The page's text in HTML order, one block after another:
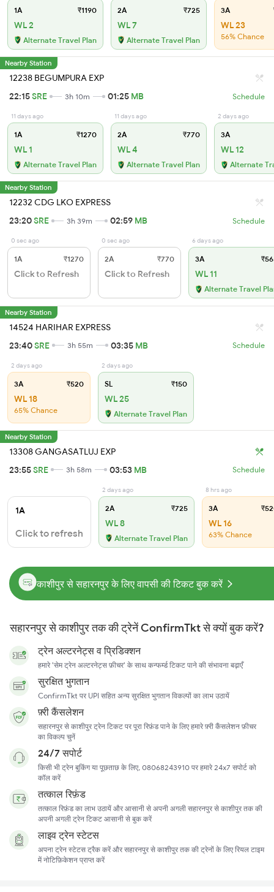
1A ₹1190
WL 2
Alternate Travel Plan
2A ₹725
WL 7
Alternate Travel Plan
3A
WL 23
56% Chance
Nearby Station
12238 BEGUMPURA EXP
22:15SRE 3h 10m 01:25 MB Schedule
11 days ago
1A ₹1270
WL 1
Alternate Travel Plan
11 days ago
2A ₹770
WL 4
Alternate Travel Plan
2 days ago
3A
WL 12
Alternate
Nearby Station
12232 CDG LKO EXPRESS
23:20SRE 3h 39m 02:59 MB Schedule
0 sec ago
1A ₹1270
Click to Refresh
0 sec ago
2A ₹770
Click to Refresh
6 days ago
3A
WL 11
Alternate Travel
Nearby Station
14524 HARIHAR EXPRESS
23:40SRE 3h 55m 03:35 MB Schedule
2 days ago
3A ₹520
WL 18
65% Chance
2 days ago
SL ₹150
WL 25
Alternate Travel Plan
Nearby Station
13308 GANGASATLUJ EXP
23:55SRE 3h 58m 03:53 MB Schedule
1A
Click to refresh
2 days ago
2A ₹725
WL 8
Alternate Travel Plan
8 hrs ago
3A
WL 16
63% Chance
काशीपुर से सहारनपुर के लिए वापसी की टिकट बुक करें
सहारनपुर से काशीपुर तक की ट्रेनें ConfirmTkt से क्यों बुक करें?
ट्रेन अल्टरनेट्स व प्रिडिक्शन
हमारे 'सेम ट्रेन अल्टरनेट्स फ़ीचर' के साथ कन्फर्म्ड टिकट पाने की संभावना बढ़ाएँ
सुरक्षित भुगतान
ConfirmTkt पर UPI सहित अन्य सुरक्षित भुगतान विकल्पों का लाभ उठायें
फ़्री कैंसलेशन
सहारनपुर से काशीपुर ट्रेन टिकट पर पूरा रिफ़ंड पाने के लिए हमारे फ़्री कैंसलेशन फ़ीचर
का विकल्प चुनें
24/7 सपोर्ट
किसी भी ट्रेन बुकिंग या पूछताछ के लिए, 08068243910 पर हमारे 24x7 सपोर्ट को
कॉल करें
तत्काल रिफ़ंड
तत्काल रिफ़ंड का लाभ उठायें और आसानी से अपनी अगली सहारनपुर से काशीपुर तक की
अपनी अगली ट्रेन टिकट आसानी से बुक करें
लाइव ट्रेन स्टेटस
अपना ट्रेन स्टेटस ट्रैक करें और सहारनपुर से काशीपुर तक की ट्रेनों के लिए रियल टाइम
में नोटिफ़िकेशन प्राप्त करें